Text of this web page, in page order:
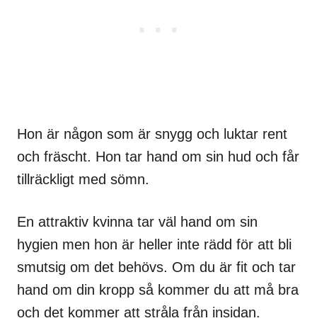
Hon är någon som är snygg och luktar rent
och fräscht. Hon tar hand om sin hud och får
tillräckligt med sömn.
En attraktiv kvinna tar väl hand om sin
hygien men hon är heller inte rädd för att bli
smutsig om det behövs. Om du är fit och tar
hand om din kropp så kommer du att må bra
och det kommer att stråla från insidan.